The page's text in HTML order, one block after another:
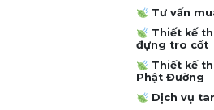
Tư vấn
Thiết kế
đựng tro cốt
Thiết kế
Phật Đường
Dịch vụ